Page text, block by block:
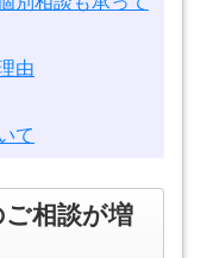
由
て
相談が増